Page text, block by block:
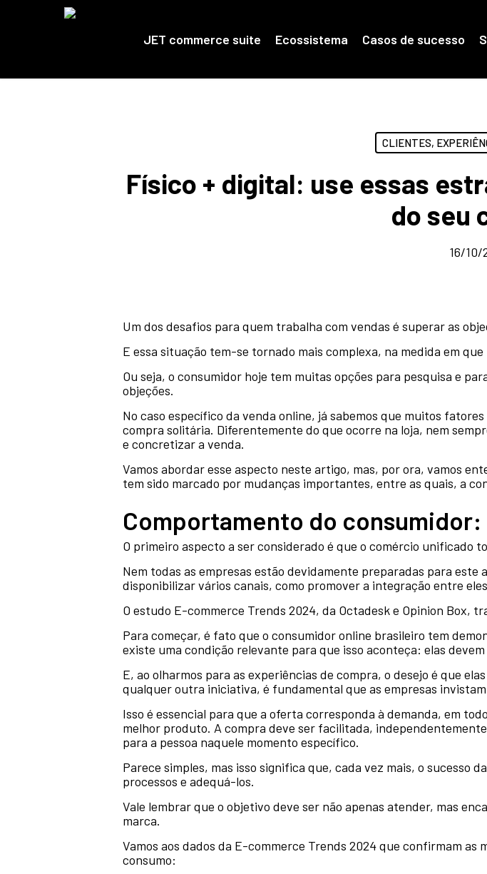
JET commerce suite Ecossistema Casos de sucesso
CLIENTES,
Físico + digital: use essas
do seu
16/10/
Um dos desafios para quem trabalha com vendas é superar as
E essa situação tem-se tornado mais complexa, na medida em
Ou seja, o consumidor hoje tem muitas opções para pesquisa e
objeções.
No caso específico da venda online, já sabemos que muitos
compra solitária. Diferentemente do que ocorre na loja, nem
e concretizar a venda.
Vamos abordar esse aspecto neste artigo, mas, por ora, vamos
tem sido marcado por mudanças importantes, entre as quais, a
Comportamento do
O primeiro aspecto a ser considerado é que o comércio unificado
Nem todas as empresas estão devidamente preparadas para
disponibilizar vários canais, como promover a integração entre
O estudo E-commerce Trends 2024, da Octadesk e Opinion Box,
Para começar, é fato que o consumidor online brasileiro tem
existe uma condição relevante para que isso aconteça: elas
E, ao olharmos para as experiências de compra, o desejo é que
qualquer outra iniciativa, é fundamental que as empresas
Isso é essencial para que a oferta corresponda à demanda, em
melhor produto. A compra deve ser facilitada,
para a pessoa naquele momento específico.
Parece simples, mas isso significa que, cada vez mais, o sucesso
processos e adequá-los.
Vale lembrar que o objetivo deve ser não apenas atender, mas
marca.
Vamos aos dados da E-commerce Trends 2024 que confirmam
consumo: